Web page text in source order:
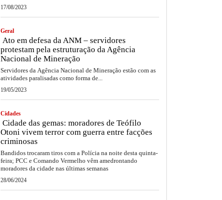
17/08/2023
Geral
Ato em defesa da ANM – servidores
protestam pela estruturação da Agência
Nacional de Mineração
Servidores da Agência Nacional de Mineração estão com as
atividades paralisadas como forma de...
19/05/2023
Cidades
Cidade das gemas: moradores de Teófilo
Otoni vivem terror com guerra entre facções
criminosas
Bandidos trocaram tiros com a Polícia na noite desta quinta-
feira; PCC e Comando Vermelho vêm amedrontando
moradores da cidade nas últimas semanas
28/06/2024